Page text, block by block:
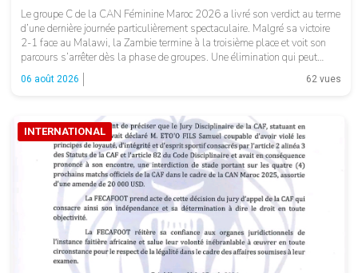
Le groupe C de la CAN Féminine Maroc 2026 a livré son verdict au terme
d’une dernière journée particulièrement spectaculaire. Malgré sa victoire
2-1 face au Malawi, la Zambie termine à la troisième place et voit son
parcours s’arrêter dès la phase de groupes. Une élimination qui peut
surprendre au regard du classement général : […]
06 août 2026 62 vues
INTERNATIONAL